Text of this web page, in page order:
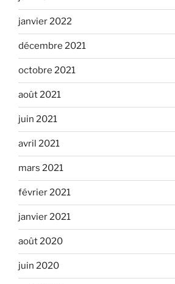
janvier 2022
décembre 2021
octobre 2021
août 2021
juin 2021
avril 2021
mars 2021
février 2021
janvier 2021
août 2020
juin 2020